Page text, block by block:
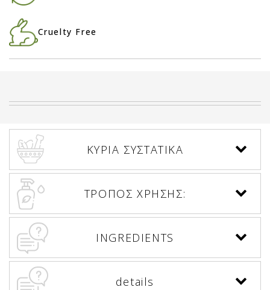
Cruelty Free
ΚΥΡΙΑ ΣΥΣΤΑΤΙΚΑ
ΤΡΟΠΟΣ ΧΡΗΣΗΣ:
INGREDIENTS
details